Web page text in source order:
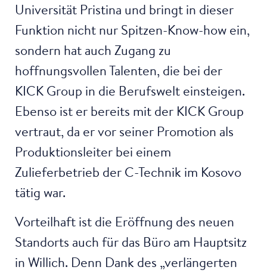
Universität Pristina und bringt in dieser
Funktion nicht nur Spitzen-Know-how ein,
sondern hat auch Zugang zu
hoffnungsvollen Talenten, die bei der
KICK Group in die Berufswelt einsteigen.
Ebenso ist er bereits mit der KICK Group
vertraut, da er vor seiner Promotion als
Produktionsleiter bei einem
Zulieferbetrieb der C-Technik im Kosovo
tätig war.
Vorteilhaft ist die Eröffnung des neuen
Standorts auch für das Büro am Hauptsitz
in Willich. Denn Dank des „verlängerten